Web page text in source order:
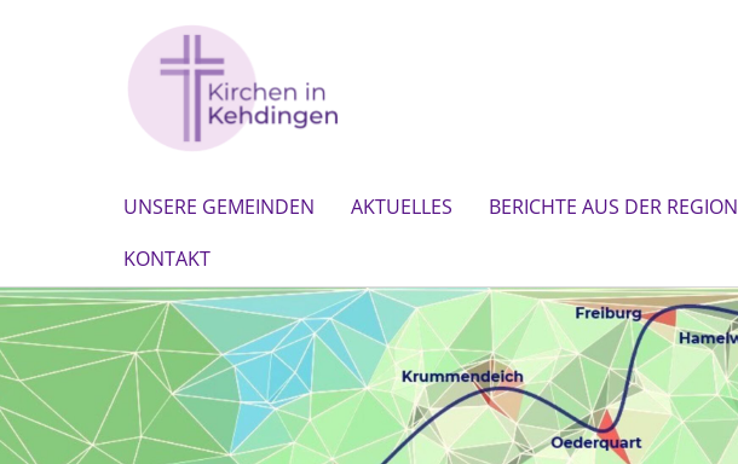
UNSERE GEMEINDEN AKTUELLES BERICHTE AUS DER REGION
KONTAKT